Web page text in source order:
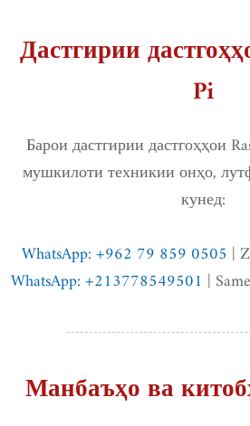
Дастгирии
Pi
Барои дастгирии дастгоҳҳои
мушкилоти техникии онҳо,
кунед:
WhatsApp: +962 79 859 0505 |
WhatsApp: +213778549501 |
Манбаъҳо ва